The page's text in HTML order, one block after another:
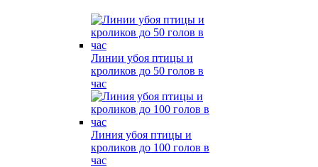
Линии убоя птицы и
кроликов до 50 голов в
час
Линия убоя птицы и
кроликов до 100 голов в
час